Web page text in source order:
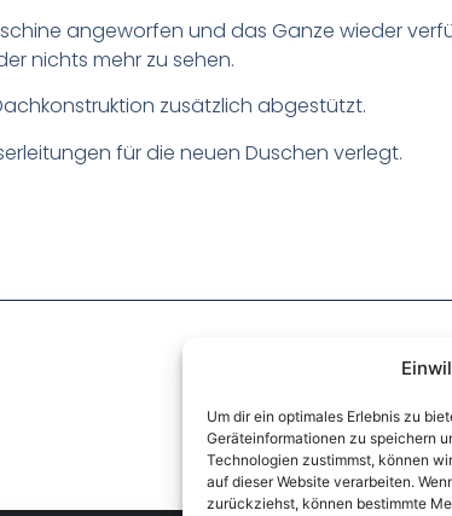
Um dir ein optimales Erlebnis zu
Geräteinformationen zu speichern
Technologien zustimmst, können
auf dieser Website verarbeiten.
zurückziehst, können bestimmte
angeworfen und das Ganze wieder
nichts mehr zu sehen.
zusätzlich abgestützt.
für die neuen Duschen verlegt.